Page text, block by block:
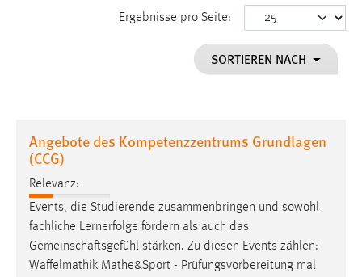
Ergebnisse pro Seite:
SORTIEREN NACH
Angebote des Kompetenzzentrums Grundlagen
(CCG)
Relevanz:
Events, die Studierende zusammenbringen und sowohl
fachliche Lernerfolge fördern als auch das
Gemeinschaftsgefühl stärken. Zu diesen Events zählen:
Waffelmathik Mathe&Sport - Prüfungsvorbereitung mal
Dieser Cookie speichert die ausgewählten Einverständnis-
Performance
Name:
staticfilecache
Zweck:
Für performante Seitenauslieferung wird in diesem Cookie
gespeichert, ob man eingeloggt ist.